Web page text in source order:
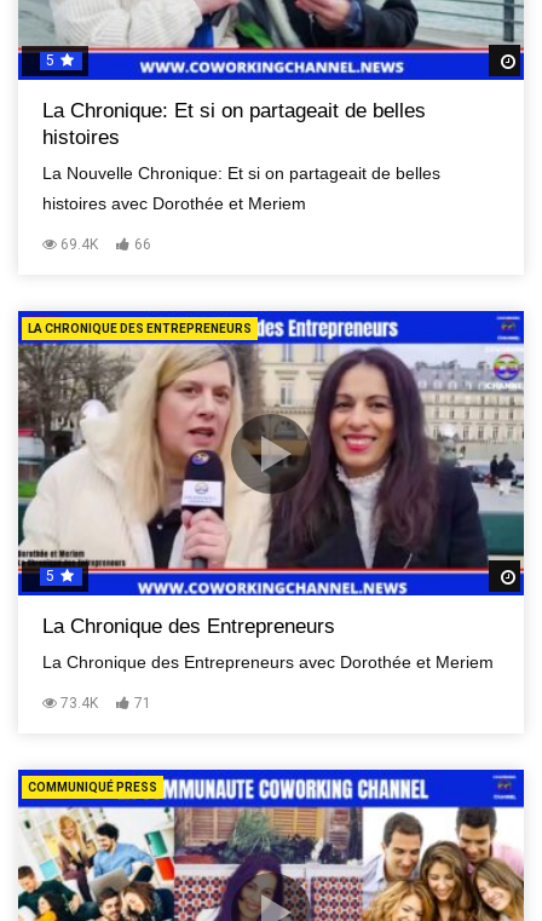
5
La Chronique: Et si on partageait de belles
histoires
La Nouvelle Chronique: Et si on partageait de belles
histoires avec Dorothée et Meriem
69.4K 66
LA CHRONIQUE DES ENTREPRENEURS
5
La Chronique des Entrepreneurs
La Chronique des Entrepreneurs avec Dorothée et Meriem
73.4K 71
COMMUNIQUÉ PRESS